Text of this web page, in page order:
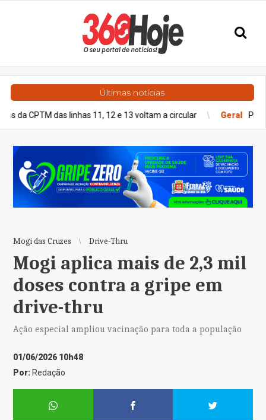
Últimas notícias
das linhas 11, 12 e 13 voltam a circular Geral Previsão do
Mogi das Cruzes Drive-Thru
Mogi aplica mais de 2,3 mil
doses contra a gripe em
drive-thru
Ação especial ampliou vacinação para toda a população
01/06/2026 10h48
Por: Redação